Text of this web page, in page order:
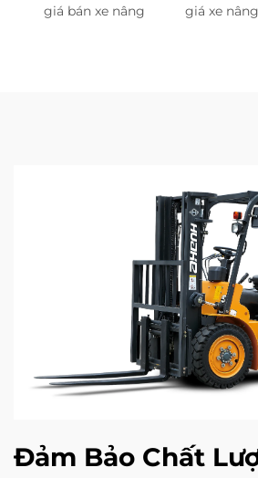
giá bán xe nâng giá xe
Đảm Bảo Chất